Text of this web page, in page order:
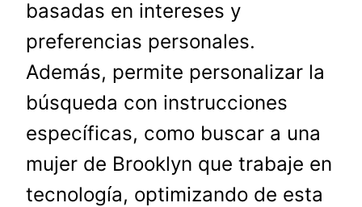
basadas en intereses y
preferencias personales.
Además, permite personalizar la
búsqueda con instrucciones
específicas, como buscar a una
mujer de Brooklyn que trabaje en
tecnología, optimizando de esta